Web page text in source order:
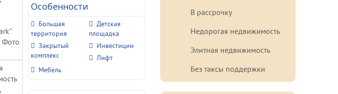
Особенности
Большая
территория
Детская
площадка
Закрытый
комплекс
Инвестиции
Лифт
Мебель
В рассрочку
Недорогая недвижимость
Элитная недвижимость
Без таксы поддержки